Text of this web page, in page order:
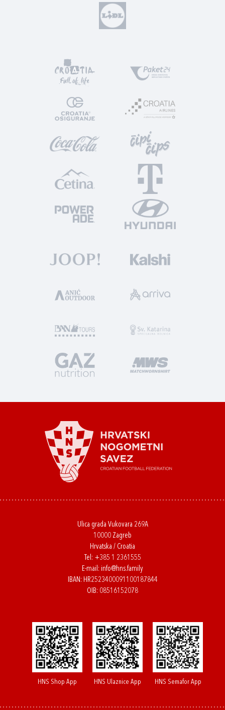
Ulica grada Vukovara 269A
10000 Zagreb
Hrvatska / Croatia
Tel: +385 1 2361555
E-mail: info@hns.family
IBAN: HR2523400091100187844
OIB: 08516152078
HNS Shop App HNS Ulaznice App HNS Semafor App